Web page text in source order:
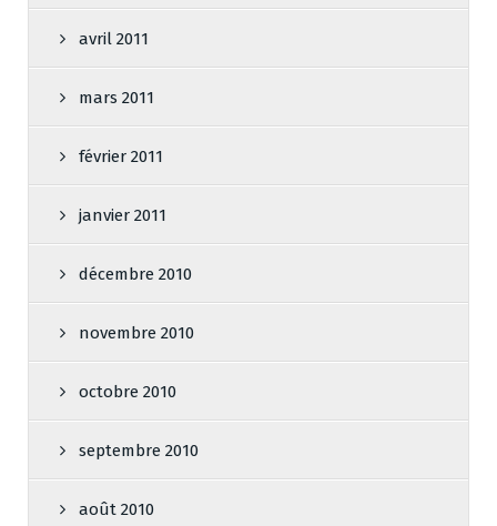
avril 2011
mars 2011
février 2011
janvier 2011
décembre 2010
novembre 2010
octobre 2010
septembre 2010
août 2010